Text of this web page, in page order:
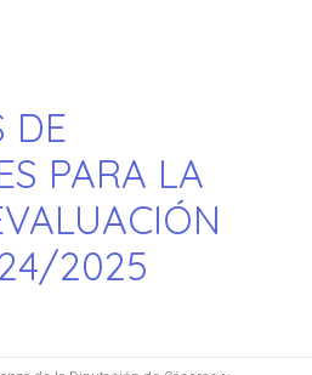
DE
PARA LA
2025